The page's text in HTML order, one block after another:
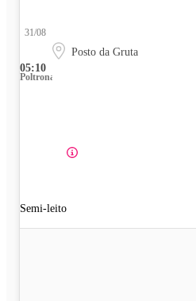
05:10
31/08
Posto da Gruta
Poltrona
Semi-leito